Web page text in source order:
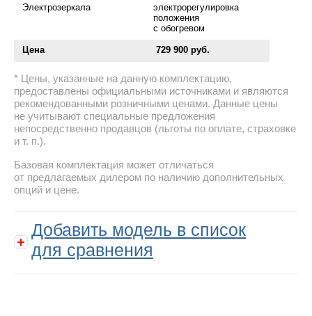
Электрозеркала
электрорегулировка
положения
с обогревом
Цена 729 900 руб.
Цены, указанные на данную комплектацию,
предоставлены официальными источниками и являются
рекомендованными розничными ценами. Данные цены
не учитывают специальные предложения
непосредственно продавцов (льготы по оплате, страховке
и т. п.).
Базовая комплектация может отличаться
от предлагаемых дилером по наличию дополнительных
опций и цене.
Добавить модель в список
для сравнения